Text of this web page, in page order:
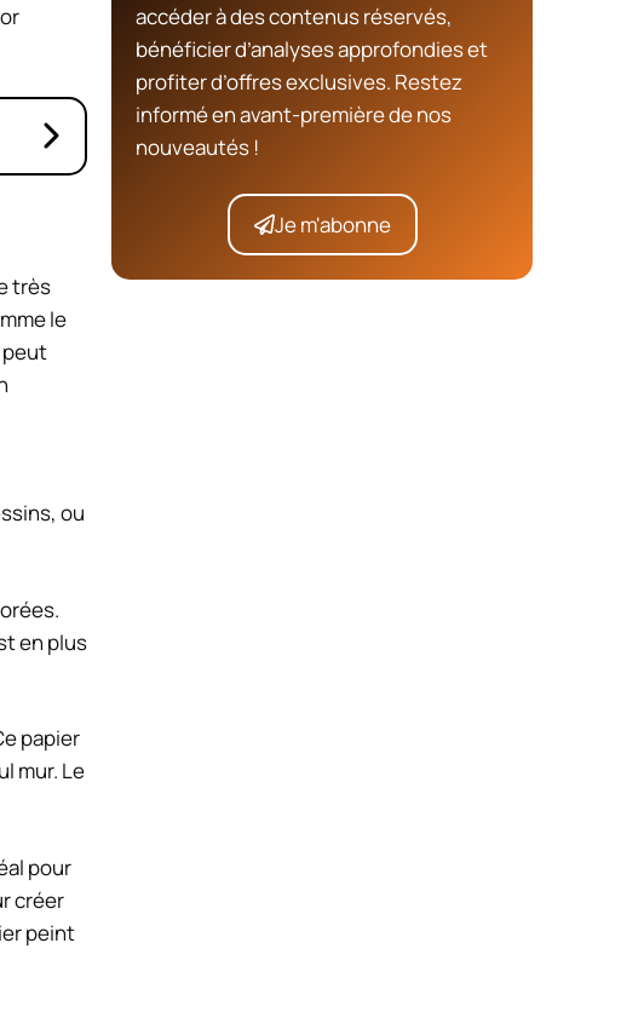
très
le
peut
ou
en plus
papier
mur. Le
pour
créer
peint
accéder à des contenus réservés,
bénéficier d’analyses approfondies et
profiter d’offres exclusives. Restez
informé en avant-première de nos
nouveautés !
Je m'abonne